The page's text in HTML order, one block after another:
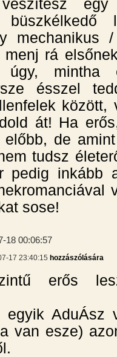
büszkélkedő
mechanikus
menj rá
mintha
ésszel
között,
át! Ha
de
tudsz
pedig inkább
sose!
18 00:06:57
17 23:40:15 hozzászólására
erős
AduÁsz
van esze)